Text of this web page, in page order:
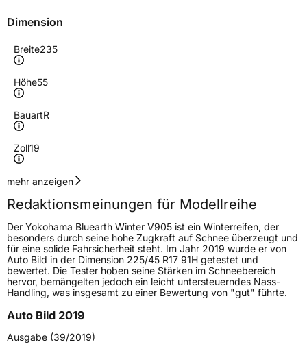
Dimension
Breite235
Höhe55
BauartR
Zoll19
Geschwindigkeitsindex
Höchstgeschwindigkeit
240 km/h
Lastindex101
Höchstlast825 kg
Gewicht (in kg)12,7 kg
Generelle Merkmale
FahrzeugtypPKW
mehr anzeigen
Redaktionsmeinungen für Modellreihe
Der Yokohama Bluearth Winter V905 ist ein Winterreifen, der
besonders durch seine hohe Zugkraft auf Schnee überzeugt und
für eine solide Fahrsicherheit steht. Im Jahr 2019 wurde er von
Auto Bild in der Dimension 225/45 R17 91H getestet und
bewertet. Die Tester hoben seine Stärken im Schneebereich
hervor, bemängelten jedoch ein leicht untersteuerndes Nass-
Handling, was insgesamt zu einer Bewertung von "gut" führte.
Auto Bild 2019
Ausgabe (39/2019)